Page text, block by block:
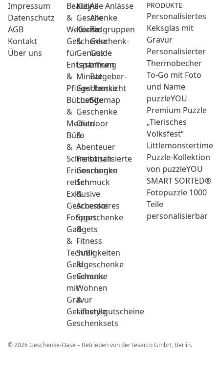
Impressum
Datenschutz
AGB
Kontakt
Über uns
Beauty
&
Wellness:
Geschenke
für
Entspannung
&
Pflege
Bücher
&
Medien
Büro
&
Schreibtisch
Erinnerungen
retten
Exklusive
Geschenke
Fotogeschenke
Gadgets
&
Technik
Geldgeschenke
Geschenke
mit
Gravur
Geschenkgutscheine
Geschenksets
Kleine
Geschenke
Küche
&
Genuss
Last
Minute
Geschenke
Lustige
Geschenke
Outdoor
&
Abenteuer
Personalisierte
Geschenke
Schmuck
&
Accessoires
Sport
&
Fitness
Süßigkeiten
&
Genuss
Wohnen
&
Lifestyle
Alle Anlässe
Alle
Zielgruppen
Geschenk-
Guide
öffnen
Ratgeber-
Übersicht
Sitemap
PRODUKTE
Personalisiertes
Keksglas mit
Gravur
Personalisierter
Thermobecher
To-Go mit Foto
und Name
puzzleYOU
Premium Puzzle
„Tierisches
Volksfest“
Littlemonstertime
Puzzle-Kollektion
von puzzleYOU
SMART SORTED®
Fotopuzzle 1000
Teile
personalisierbar
© 2026 Geschenke-Oase – Betrieben von der teserco GmbH, Berlin.